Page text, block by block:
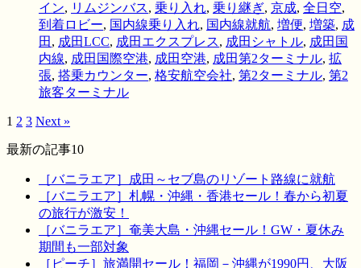
イン, リムジンバス, 乗り入れ, 乗り継ぎ, 京成, 全日空,
到着ロビー, 国内線乗り入れ, 国内線就航, 増便, 増築, 成
田 , 成田LCC, 成田エクスプレス, 成田シャトル, 成田国
内線, 成田国際空港, 成田空港, 成田第2ターミナル, 拡
張, 搭乗カウンター, 格安航空会社, 第2ターミナル, 第2
旅客ターミナル
1 2 3 Next »
最新の記事10
［バニラエア］成田～セブ島のリゾート路線に就航
［バニラエア］札幌・沖縄・香港セール！春から初夏
の旅行が激安！
［バニラエア］奄美大島・沖縄セール！GW・夏休み
期間も一部対象
［ピーチ］旅満開セール！福岡－沖縄が1990円、大阪